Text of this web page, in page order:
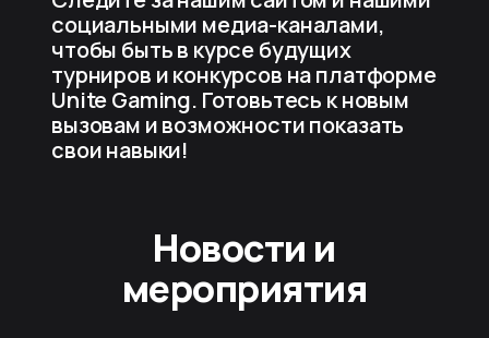
социальными медиа-каналами,
чтобы быть в курсе будущих
турниров и конкурсов на платформе
Unite Gaming. Готовьтесь к новым
вызовам и возможности показать
свои навыки!
Новости и
мероприятия